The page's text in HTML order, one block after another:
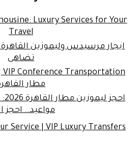
Luxury Services for Your
Travel
ايجار مرسيدس وليموزين القاهرة
تضاهى
مطار
مواعيد.. احجز
Service | VIP Luxury Transfers